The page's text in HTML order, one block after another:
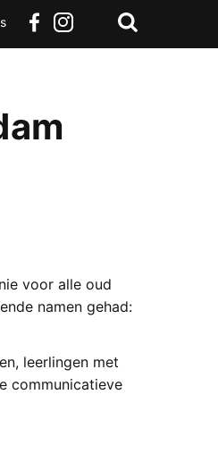
voor alle oud
namen gehad:
leerlingen met
communicatieve
Zoeken
Terug